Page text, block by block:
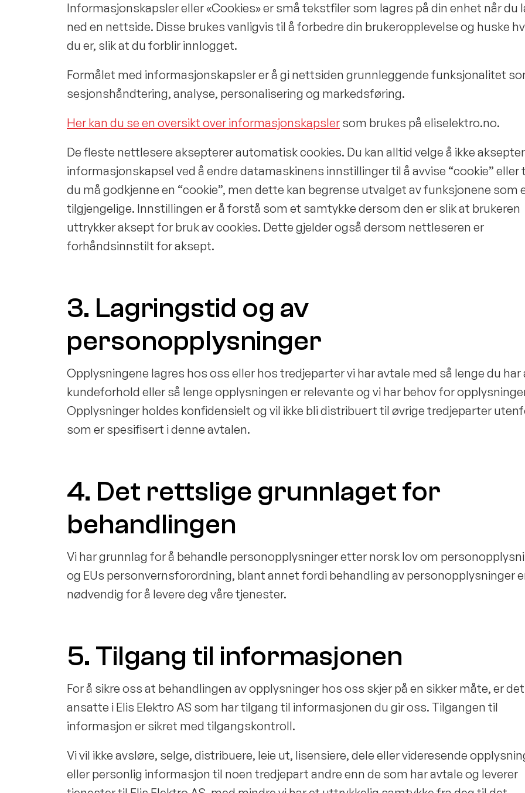
Informasjonskapsler eller «Cookies» er små tekstfiler som lagres på din enhet når du
ned en nettside. Disse brukes vanligvis til å forbedre din brukeropplevelse og huske
du er, slik at du forblir innlogget.
Formålet med informasjonskapsler er å gi nettsiden grunnleggende funksjonalitet
sesjonshåndtering, analyse, personalisering og markedsføring.
Her kan du se en oversikt over informasjonskapsler som brukes på eliselektro.no.
De fleste nettlesere aksepterer automatisk cookies. Du kan alltid velge å ikke
informasjonskapsel ved å endre datamaskinens innstillinger til å avvise “cookie” eller
du må godkjenne en “cookie”, men dette kan begrense utvalget av funksjonene som
tilgjengelige. Innstillingen er å forstå som et samtykke dersom den er slik at brukeren
uttrykker aksept for bruk av cookies. Dette gjelder også dersom nettleseren er
forhåndsinnstilt for aksept.
3. Lagringstid og av
personopplysninger
Opplysningene lagres hos oss eller hos tredjeparter vi har avtale med så lenge du har
kundeforhold eller så lenge opplysningen er relevante og vi har behov for
Opplysninger holdes konfidensielt og vil ikke bli distribuert til øvrige tredjeparter
som er spesifisert i denne avtalen.
4. Det rettslige grunnlaget for
behandlingen
Vi har grunnlag for å behandle personopplysninger etter norsk lov om
og EUs personvernsforordning, blant annet fordi behandling av personopplysninger
nødvendig for å levere deg våre tjenester.
5. Tilgang til informasjonen
For å sikre oss at behandlingen av opplysninger hos oss skjer på en sikker måte, er
ansatte i Elis Elektro AS som har tilgang til informasjonen du gir oss. Tilgangen til
informasjon er sikret med tilgangskontroll.
Vi vil ikke avsløre, selge, distribuere, leie ut, lisensiere, dele eller videresende
eller personlig informasjon til noen tredjepart andre enn de som har avtale og leverer